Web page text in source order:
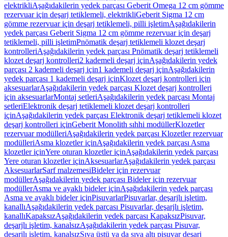
elektrikliAşağıdakilerin yedek parçası Geberit Omega 12 cm gömme
rezervuar için deşarj tetiklemeli, elektrikliGeberit Sigma 12 cm
gömme rezervuar için deşarj tetiklemeli, pilli işletimAşağıdakilerin
yedek parçası Geberit Sigma 12 cm gömme rezervuar için deşarj
tetiklemeli, pilli işletimPnömatik deşarj tetiklemeli klozet deşarj
kontrolleriAşağıdakilerin yedek parçası Pnömatik deşarj tetiklemeli
klozet deşarj kontrolleri2 kademeli deşarj içinAşağıdakilerin yedek
parçası 2 kademeli deşarj için1 kademeli deşarj içinAşağıdakilerin
yedek parçası 1 kademeli deşarj içinKlozet deşarj kontrolleri için
aksesuarlarAşağıdakilerin yedek parçası Klozet deşarj kontrolleri
için aksesuarlarMontaj setleriAşağıdakilerin yedek parçası Montaj
setleriElektronik deşarj tetiklemeli klozet deşarj kontrolleri
içinAşağıdakilerin yedek parçası Elektronik deşarj tetiklemeli klozet
deşarj kontrolleri içinGeberit Monolith sıhhi modüllerKlozetler
rezervuar modülleriAşağıdakilerin yedek parçası Klozetler rezervuar
modülleriAsma klozetler içinAşağıdakilerin yedek parçası Asma
klozetler içinYere oturan klozetler içinAşağıdakilerin yedek parçası
Yere oturan klozetler içinAksesuarlarAşağıdakilerin yedek parçası
AksesuarlarSarf malzemesiBideler için rezervuar
modüllerAşağıdakilerin yedek parçası Bideler için rezervuar
modüllerAsma ve ayaklı bideler içinAşağıdakilerin yedek parçası
Asma ve ayaklı bideler içinPisuvarlarPisuvarlar, deşarjlı işletim,
kanallıAşağıdakilerin yedek parçası Pisuvarlar, deşarjlı işletim,
kanallıKapaksızAşağıdakilerin yedek parçası KapaksızPisuvar,
deşarjlı işletim, kanalsızAşağıdakilerin yedek parçası Pisuvar,
deşarjlı işletim, kanalsızSıva üstü ya da sıva altı pisuvar deşarj